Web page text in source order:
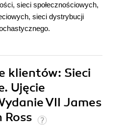
sieci społecznościowych,
sieci dystrybucji
klientów: Sieci
Ujęcie
VII James
Ross